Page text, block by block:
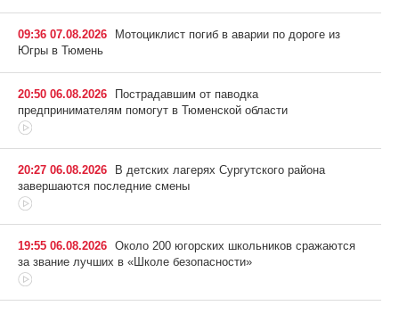
09:36 07.08.2026
Мотоциклист погиб в аварии по дороге из
Югры в Тюмень
20:50 06.08.2026
Пострадавшим от паводка
предпринимателям помогут в Тюменской области
20:27 06.08.2026
В детских лагерях Сургутского района
завершаются последние смены
19:55 06.08.2026 Около 200 югорских школьников сражаются
за звание лучших в «Школе безопасности»